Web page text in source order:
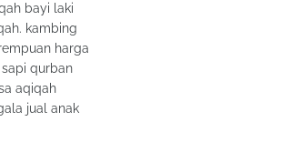
bayi laki
kambing
harga
qurban
aqiqah
jual anak